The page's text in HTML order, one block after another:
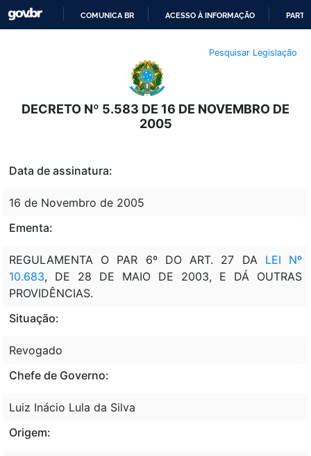
O
CONTEÚDO
COMUNICA BR ACESSO À INFORMAÇÃO
Pesquisar Legislação
DECRETO Nº 5.583 DE 16 DE NOVEMBRO DE
2005
Data de assinatura:
16 de Novembro de 2005
Ementa:
REGULAMENTA O PAR 6º DO ART. 27 DA LEI Nº
10.683, DE 28 DE MAIO DE 2003, E DÁ OUTRAS
PROVIDÊNCIAS.
Situação:
Revogado
Chefe de Governo:
Luiz Inácio Lula da Silva
Origem: